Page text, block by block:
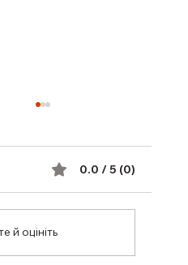
0.0 / 5 (0)
й оцініть